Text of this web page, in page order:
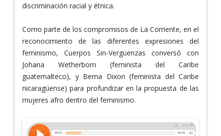
discriminación racial y étnica.
Como parte de los compromisos de La Corriente, en el
reconocimiento de las diferentes expresiones del
feminismo, Cuerpos Sin-Vergüenzas conversó con
Johana Wetherborn (feminista del Caribe
guatemalteco), y Berna Dixon (feminista del Caribe
nicaragüense) para profundizar en la propuesta de las
mujeres afro dentro del feminismo.